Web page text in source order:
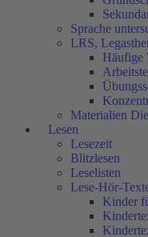
Sprache
LRS,
Häufige
Materialien
Lesen
Lesezeit
Blitzlesen
Leselisten
Lese-Hör-
Kinder